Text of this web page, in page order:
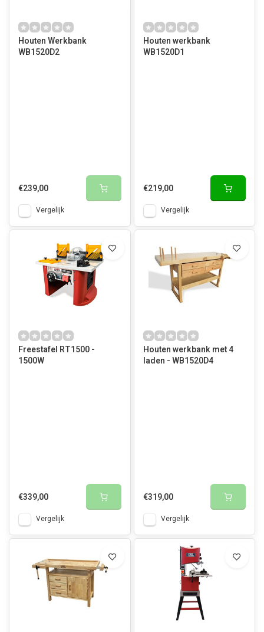
Houten Werkbank
WB1520D2
€239,00
Vergelijk
Houten werkbank
WB1520D1
€219,00
Vergelijk
Freestafel RT1500 -
1500W
€339,00
Vergelijk
Houten werkbank met 4
laden - WB1520D4
€319,00
Vergelijk